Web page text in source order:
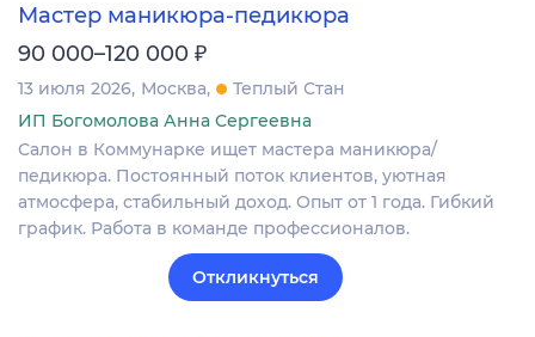
Мастер маникюра-педикюра
90 000–120 000 ₽
13 июля 2026 Москва
Теплый Стан
ИП Богомолова Анна Сергеевна
Салон в Коммунарке ищет мастера маникюра/
педикюра. Постоянный поток клиентов, уютная
атмосфера, стабильный доход. Опыт от 1 года. Гибкий
график. Работа в команде профессионалов.
Откликнуться